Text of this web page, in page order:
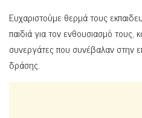
Ευχαριστούμε θερμά τους
παιδιά για τον ενθουσιασμό τους,
συνεργάτες που συνέβαλαν στην
δράσης.